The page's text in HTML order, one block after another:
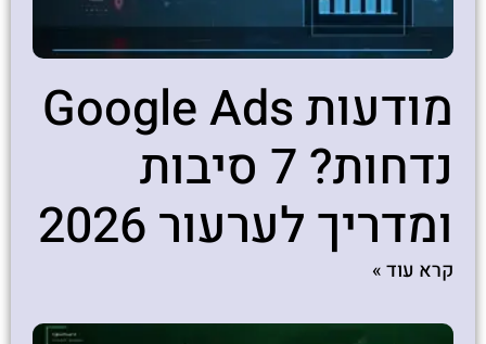
מודעות Google Ads
נדחות? 7 סיבות
ומדריך לערעור 2026
קרא עוד »